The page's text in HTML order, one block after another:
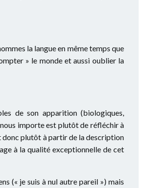
la langue en même temps que
» le monde et aussi oublier la
de son apparition (biologiques,
importe est plutôt de réfléchir à
donc plutôt à partir de la description
à la qualité exceptionnelle de cet
(« je suis à nul autre pareil ») mais